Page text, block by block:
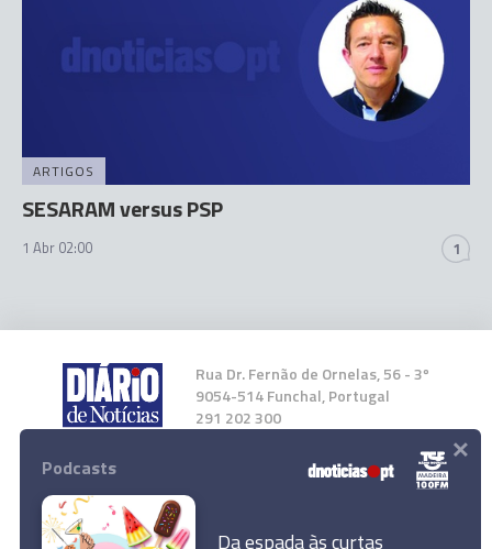
ARTIGOS
SESARAM versus PSP
1 Abr 02:00 1
Rua Dr. Fernão de Ornelas, 56 - 3º
9054-514 Funchal, Portugal
291 202 300
Instale a nossa App
Podcasts
Da espada às curtas
×